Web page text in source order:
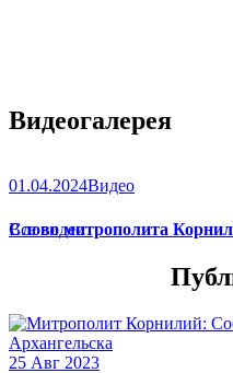
Видеогалерея
01.04.2024Видео
Слово митрополита
Все видео
25 Авг 2023